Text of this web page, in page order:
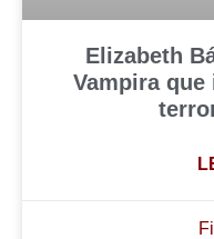
Elizabeth
Vampira